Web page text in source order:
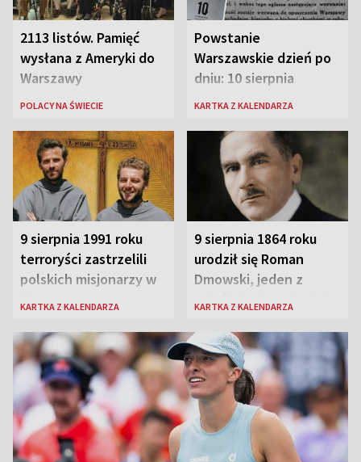
2113 listów. Pamięć
wysłana z Ameryki do
Warszawy
POLACY NA ŚWIECIE
Powstanie
Warszawskie dzień po
dniu: 10 sierpnia
KARTKA Z KALENDARZA
9 sierpnia 1991 roku
terroryści zastrzelili
polskich misjonarzy w
Peru
KARTKA Z KALENDARZA
9 sierpnia 1864 roku
urodził się Roman
Dmowski, jeden z
„ojców” niepodległej
KARTKA Z KALENDARZA